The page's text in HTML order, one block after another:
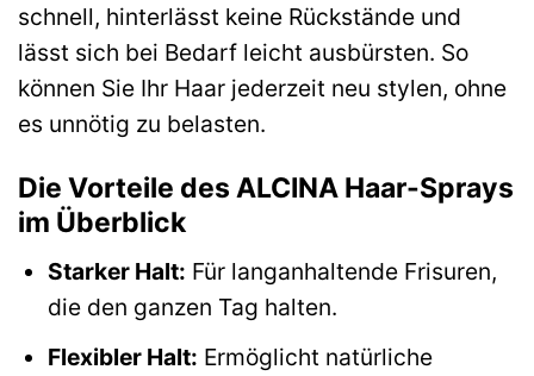
schnell, hinterlässt keine Rückstände und
lässt sich bei Bedarf leicht ausbürsten. So
können Sie Ihr Haar jederzeit neu stylen, ohne
es unnötig zu belasten.
Die Vorteile des ALCINA Haar-Sprays
im Überblick
Starker Halt: Für langanhaltende Frisuren,
die den ganzen Tag halten.
Flexibler Halt: Ermöglicht natürliche